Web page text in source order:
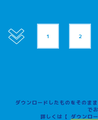
1 2
ダウンロードしたものをそのま
で
詳しくは【 ダウンロ